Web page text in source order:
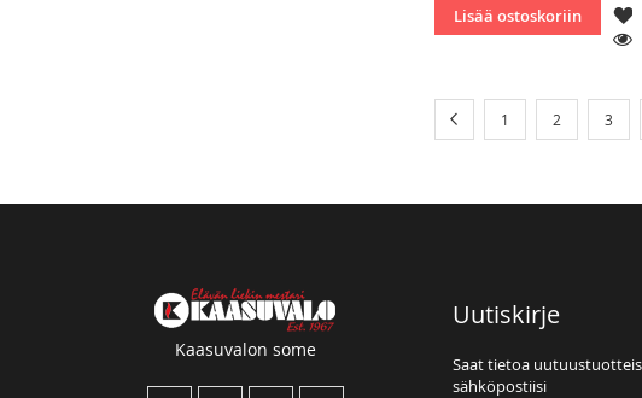
Lisää ostoskoriin
Sivu EdellinenSivu
1 Sivu
2 Sivu
3
Kaasuvalon some
Uutiskirje
Saat tietoa
sähköpostiisi